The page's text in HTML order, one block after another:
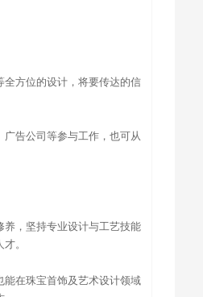
方位的设计，将要传达的信
告公司等参与工作，也可从
，坚持专业设计与工艺技能
。
在珠宝首饰及艺术设计领域